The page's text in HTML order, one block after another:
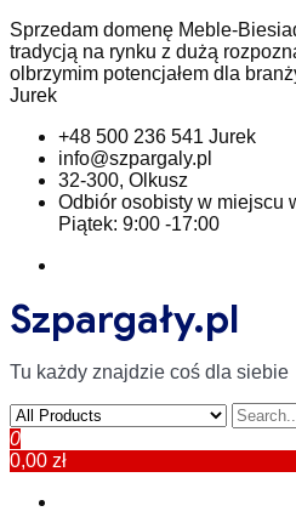
Skip
to
content
Sprzedam domenę Meble-
tradycją na rynku z dużą
olbrzymim potencjałem dla
Jurek
+48 500 236 541 Jurek
info@szpargaly.pl
32-300, Olkusz
Odbiór osobisty w miejscu
Piątek: 9:00 -17:00
Szpargały.pl
Tu każdy znajdzie coś dla siebie
0
0,00 zł